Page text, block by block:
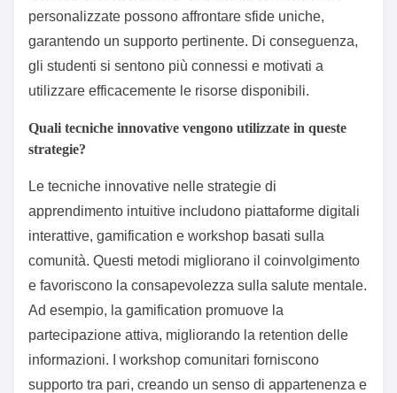
personalizzate possono affrontare sfide uniche,
garantendo un supporto pertinente. Di conseguenza,
gli studenti si sentono più connessi e motivati a
utilizzare efficacemente le risorse disponibili.
Quali tecniche innovative vengono utilizzate in queste
strategie?
Le tecniche innovative nelle strategie di
apprendimento intuitive includono piattaforme digitali
interattive, gamification e workshop basati sulla
comunità. Questi metodi migliorano il coinvolgimento
e favoriscono la consapevolezza sulla salute mentale.
Ad esempio, la gamification promuove la
partecipazione attiva, migliorando la retention delle
informazioni. I workshop comunitari forniscono
supporto tra pari, creando un senso di appartenenza e